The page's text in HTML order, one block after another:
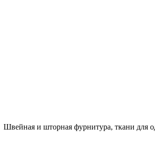
Швейная и шторная фурнитура, ткани для